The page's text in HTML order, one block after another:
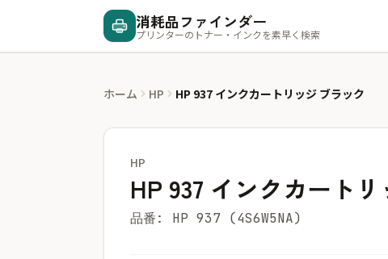
消耗品ファインダー
プリンターのトナー・インクを素早く検索
ホーム HP HP 937 インクカートリッジ ブラック
HP
HP 937 インクカート
品番: HP 937 (4S6W5NA)